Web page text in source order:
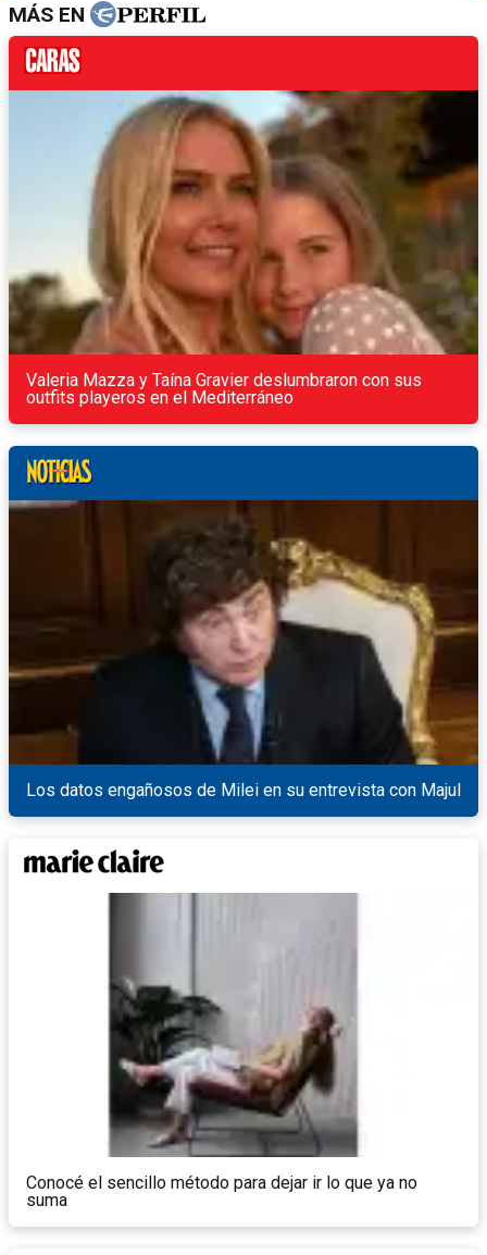
MÁS EN
Valeria Mazza y Taína Gravier deslumbraron con sus
outfits playeros en el Mediterráneo
Los datos engañosos de Milei en su entrevista con Majul
Conocé el sencillo método para dejar ir lo que ya no
suma